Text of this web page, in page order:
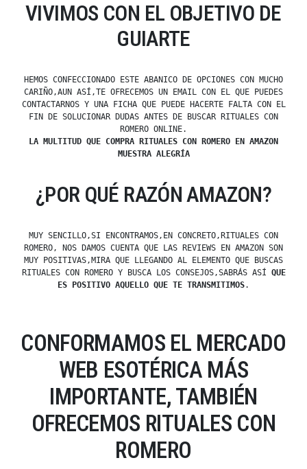
VIVIMOS CON EL OBJETIVO DE
GUIARTE
HEMOS CONFECCIONADO ESTE ABANICO DE OPCIONES CON MUCHO
CARIÑO,AUN ASÍ,TE OFRECEMOS UN EMAIL CON EL QUE PUEDES
CONTACTARNOS Y UNA FICHA QUE PUEDE HACERTE FALTA CON EL
FIN DE SOLUCIONAR DUDAS ANTES DE BUSCAR RITUALES CON
ROMERO ONLINE.
LA MULTITUD QUE COMPRA RITUALES CON ROMERO EN AMAZON
MUESTRA ALEGRÍA
¿POR QUÉ RAZÓN AMAZON?
MUY SENCILLO,SI ENCONTRAMOS,EN CONCRETO,RITUALES CON
ROMERO, NOS DAMOS CUENTA QUE LAS REVIEWS EN AMAZON SON
MUY POSITIVAS,MIRA QUE LLEGANDO AL ELEMENTO QUE BUSCAS
RITUALES CON ROMERO Y BUSCA LOS CONSEJOS,SABRÁS ASÍ QUE
ES POSITIVO AQUELLO QUE TE TRANSMITIMOS.
CONFORMAMOS EL MERCADO
WEB ESOTÉRICA MÁS
IMPORTANTE, TAMBIÉN
OFRECEMOS RITUALES CON
ROMERO